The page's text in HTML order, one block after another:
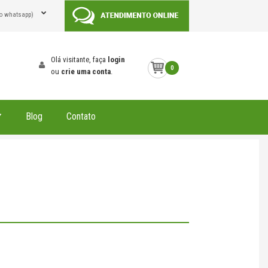
whatsapp)
0
Olá visitante, faça login
ou crie uma conta.
Blog Contato